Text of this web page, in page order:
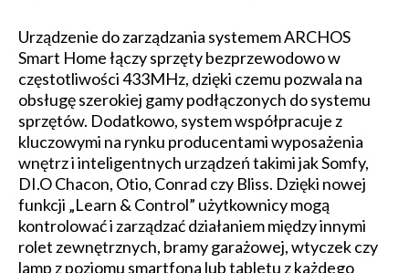
Urządzenie do zarządzania systemem ARCHOS
Smart Home łączy sprzęty bezprzewodowo w
częstotliwości 433MHz, dzięki czemu pozwala na
obsługę szerokiej gamy podłączonych do systemu
sprzętów. Dodatkowo, system współpracuje z
kluczowymi na rynku producentami wyposażenia
wnętrz i inteligentnych urządzeń takimi jak Somfy,
DI.O Chacon, Otio, Conrad czy Bliss. Dzięki nowej
funkcji „Learn & Control” użytkownicy mogą
kontrolować i zarządzać działaniem między innymi
rolet zewnętrznych, bramy garażowej, wtyczek czy
lamp z poziomu smartfona lub tabletu z każdego